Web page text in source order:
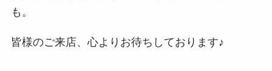
も。
皆様のご来店、心よりお待ちしております♪